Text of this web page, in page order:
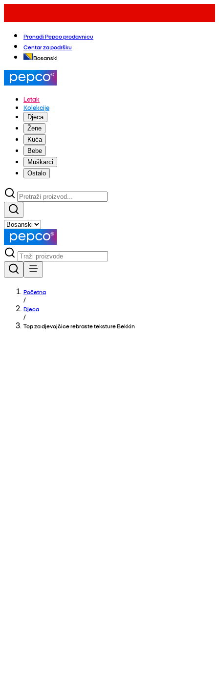
Pronađi Pepco prodavnicu
Centar za podršku
Bosanski
Letak
Kolekcije
Djeca
Žene
Kuća
Bebe
Muškarci
Ostalo
Početna
/
Djeca
/
Top za djevojčice rebraste teksture Bekkin